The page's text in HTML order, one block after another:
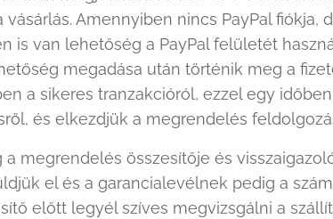
Amennyiben nincs PayPal fiókja,
is van lehetőség a PayPal felületét
megadása után történik meg a
a sikeres tranzakcióról, ezzel egy
és elkezdjük a megrendelés
a megrendelés összesítője és
el és a garancialevélnek pedig a
előtt legyél szíves megvizsgálni a